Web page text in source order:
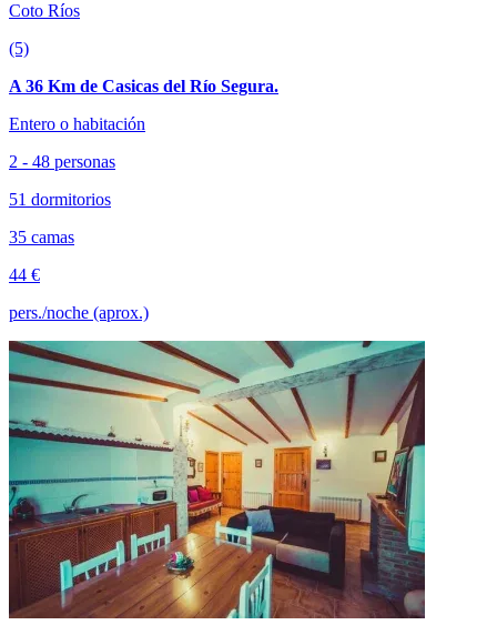
Coto Ríos
(5)
A 36 Km de Casicas del Río Segura.
Entero o habitación
2 - 48 personas
51 dormitorios
35 camas
44 €
pers./noche (aprox.)